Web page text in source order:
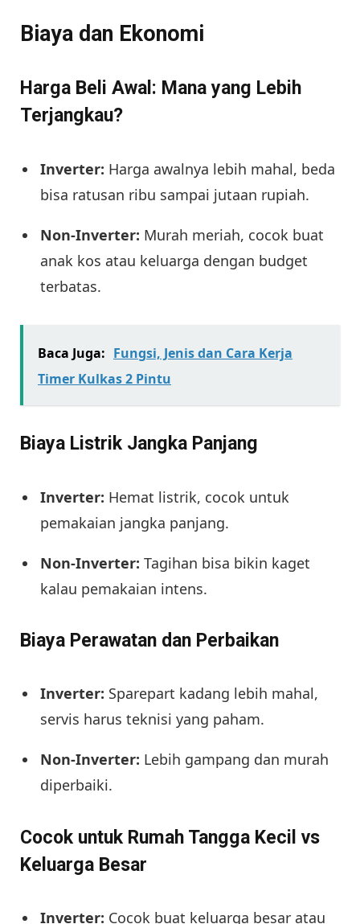
Biaya dan Ekonomi
Harga Beli Awal: Mana yang Lebih
Terjangkau?
Inverter: Harga awalnya lebih mahal, beda
bisa ratusan ribu sampai jutaan rupiah.
Non-Inverter: Murah meriah, cocok buat
anak kos atau keluarga dengan budget
terbatas.
Baca Juga: Fungsi, Jenis dan Cara Kerja
Timer Kulkas 2 Pintu
Biaya Listrik Jangka Panjang
Inverter: Hemat listrik, cocok untuk
pemakaian jangka panjang.
Non-Inverter: Tagihan bisa bikin kaget
kalau pemakaian intens.
Biaya Perawatan dan Perbaikan
Inverter: Sparepart kadang lebih mahal,
servis harus teknisi yang paham.
Non-Inverter: Lebih gampang dan murah
diperbaiki.
Cocok untuk Rumah Tangga Kecil vs
Keluarga Besar
Inverter: Cocok buat keluarga besar atau